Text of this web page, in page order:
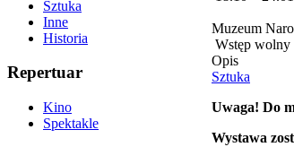
Sztuka
Inne
Historia
Repertuar
Kino
Spektakle
Muzeum
Wstęp wolny
Opis
Sztuka
Uwaga! Do
Wystawa